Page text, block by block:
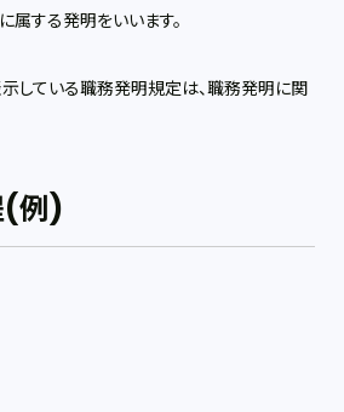
する発明をいいます。
している職務発明規定は、職務発明に関
(例)